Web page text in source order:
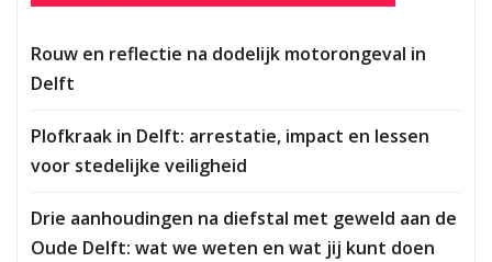
Rouw en reflectie na dodelijk motorongeval in
Delft
Plofkraak in Delft: arrestatie, impact en lessen
voor stedelijke veiligheid
Drie aanhoudingen na diefstal met geweld aan de
Oude Delft: wat we weten en wat jij kunt doen